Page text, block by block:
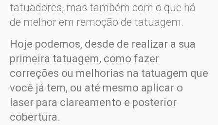
tatuadores, mas também com o que há
de melhor em remoção de tatuagem.
Hoje podemos, desde de realizar a sua
primeira tatuagem, como fazer
correções ou melhorias na tatuagem que
você já tem, ou até mesmo aplicar o
laser para clareamento e posterior
cobertura.